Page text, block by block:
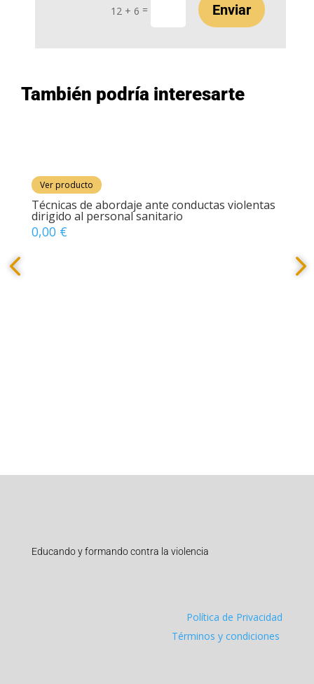
12 + 6 = Enviar
También podría interesarte
Agotado
Ver producto
Técnicas de abordaje ante conductas violentas
dirigido al personal sanitario
0,00 €
Educando y formando contra la violencia
Política de Privacidad
Términos y condiciones